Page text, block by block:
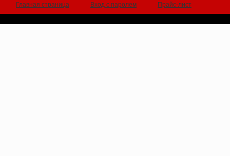
Главная страница Вход с паролем Прайс-лист